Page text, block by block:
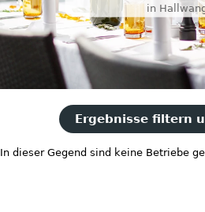
in
Ergebnisse filtern
In dieser Gegend sind keine Betriebe